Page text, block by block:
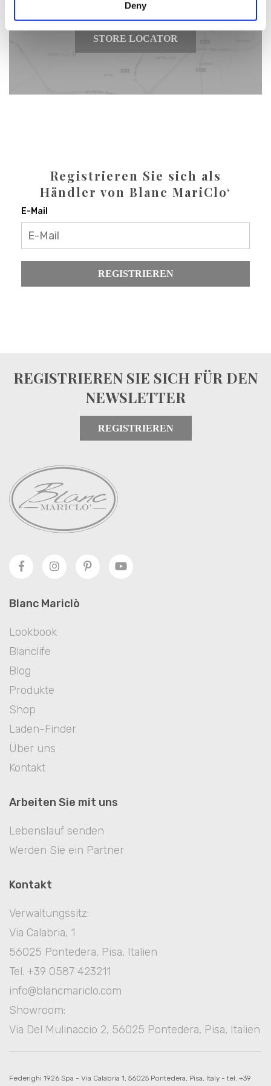
Deny
STORE LOCATOR
Registrieren Sie sich als
Händler von Blanc MariClo‘
E-Mail
REGISTRIEREN
REGISTRIEREN SIE SICH FÜR DEN
NEWSLETTER
REGISTRIEREN
Blanc Mariclò
Lookbook
Blanclife
Blog
Produkte
Shop
Laden-Finder
Über uns
Kontakt
Arbeiten Sie mit uns
Lebenslauf senden
Werden Sie ein Partner
Kontakt
Verwaltungssitz:
Via Calabria, 1
56025 Pontedera, Pisa, Italien
Tel. +39 0587 423211
info@blancmariclo.com
Showroom:
Via Del Mulinaccio 2, 56025 Pontedera, Pisa, Italien
Federighi 1926 Spa - Via Calabria 1, 56025 Pontedera, Pisa, Italy - tel. +39